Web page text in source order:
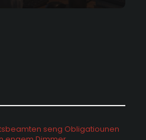
seng Obligatiounen